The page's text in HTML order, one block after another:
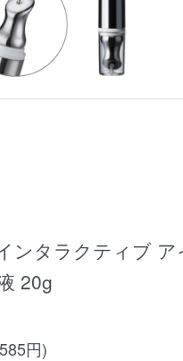
ンタラクティブ ア
20g
円)